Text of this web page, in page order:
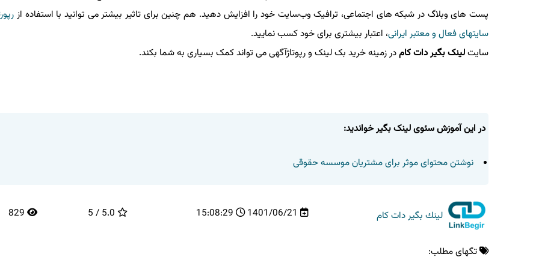
پست‌ های وبلاگ در شبکه های اجتماعی، ترافیک وب‌سایت خود را افزایش دهید. هم چنین برای تاثیر بیشتر می توانید با استفاده از
سایتهای فعال و معتبر ایرانی، اعتبار بیشتری برای خود کسب نمایید.
سایتلینک بگیر دات کامدر زمینه خرید بک لینک و رپوتاژآگهی می تواند کمک بسیاری به شما بکند.
در این آموزش سئوی لینک بگیر خواندید:
نوشتن محتوای موثر برای مشتریان موسسه حقوقی
لینك بگیر دات كام 1401/06/21
15:08:29
5.0 / 5
829
تگهای مطلب: